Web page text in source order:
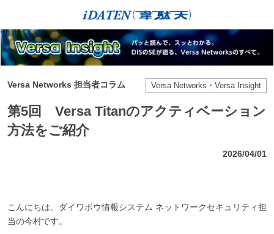
Versa Networks 担当者コラム Versa Networks・Versa Insight
第5回 Versa Titanのアクティベーション
方法をご紹介
2026/04/01
こんにちは。ダイワボウ情報システム ネットワークセキュリティ担
当の今村です。